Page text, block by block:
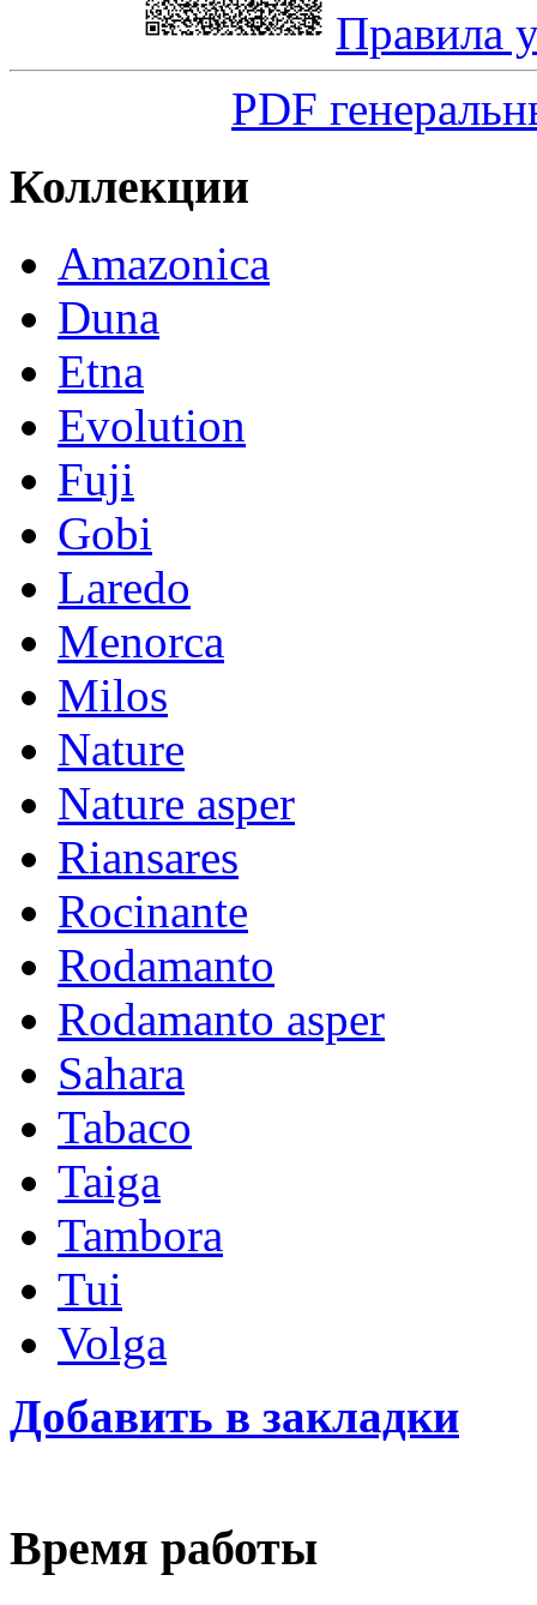
Правила
PDF
Коллекции
Amazonica
Duna
Etna
Evolution
Fuji
Gobi
Laredo
Menorca
Milos
Nature
Nature asper
Riansares
Rocinante
Rodamanto
Rodamanto asper
Sahara
Tabaco
Taiga
Tambora
Tui
Volga
Добавить в закладки
Время работы